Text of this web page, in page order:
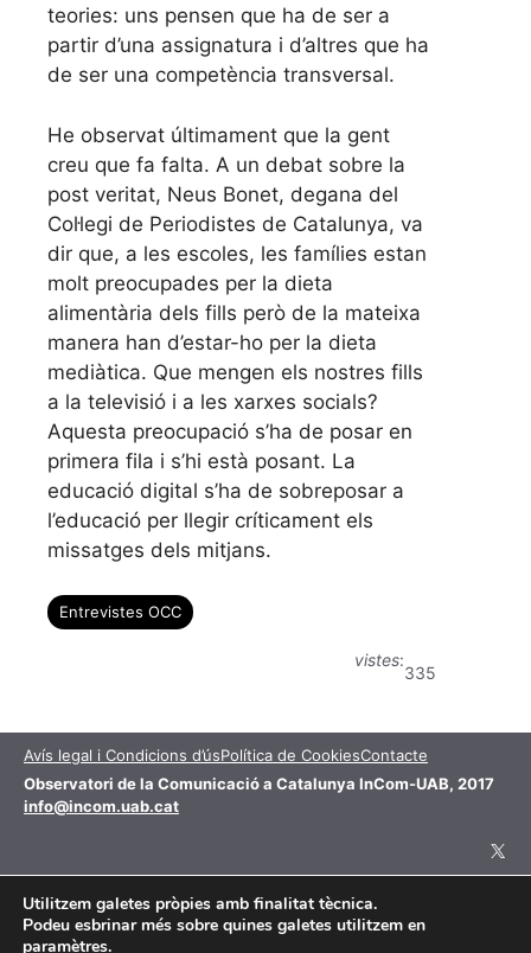
teories: uns pensen que ha de ser a
partir d’una assignatura i d’altres que ha
de ser una competència transversal.
He observat últimament que la gent
creu que fa falta. A un debat sobre la
post veritat, Neus Bonet, degana del
Col·legi de Periodistes de Catalunya, va
dir que, a les escoles, les famílies estan
molt preocupades per la dieta
alimentària dels fills però de la mateixa
manera han d’estar-ho per la dieta
mediàtica. Que mengen els nostres fills
a la televisió i a les xarxes socials?
Aquesta preocupació s’ha de posar en
primera fila i s’hi està posant. La
educació digital s’ha de sobreposar a
l’educació per llegir críticament els
missatges dels mitjans.
Entrevistes OCC
vistes:
335
Avís legal i Condicions d’úsPolítica de CookiesContacte
Observatori de la Comunicació a Catalunya InCom-UAB, 2017
info@incom.uab.cat
X
Aquesta obra està subjecta a una llicència de
Utilitzem galetes pròpies amb finalitat tècnica.
Podeu esbrinar més sobre quines galetes utilitzem en
paramètres.